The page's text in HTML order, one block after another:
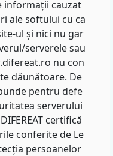
informații cauzat
ale softului cu ca
ul și nici nu gar
serverele sau
nu con
dăunătoare. De
pentru defe
serverului
certifică
conferite de Le
persoanelor